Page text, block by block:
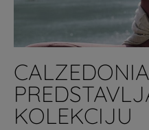
CALZEDONIA
KOLEKCIJU